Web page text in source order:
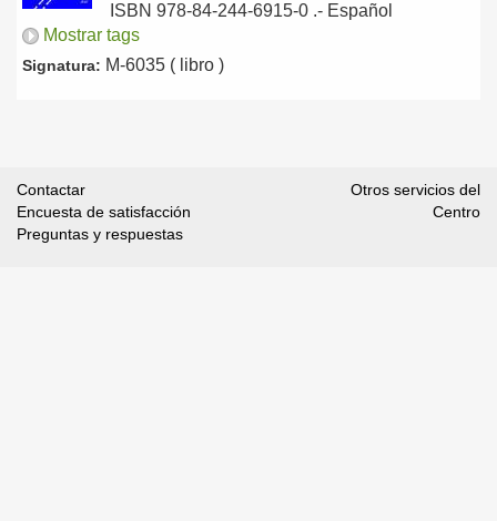
ISBN 978-84-244-6915-0 .- Español
Mostrar tags
Signatura: M-6035 ( libro )
Contactar
Encuesta de satisfacción
Preguntas y respuestas
Otros servicios del
Centro